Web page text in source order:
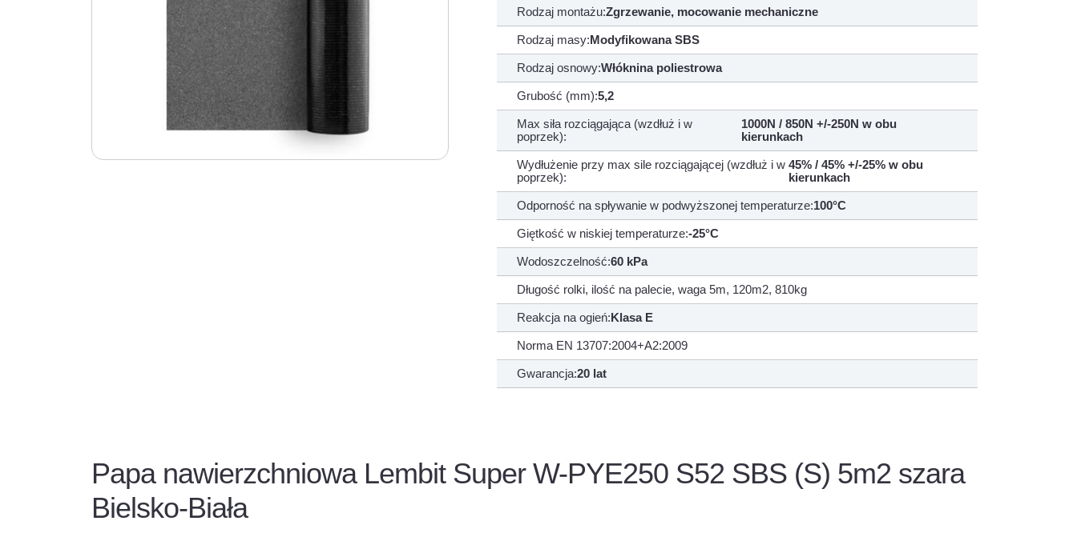
Rodzaj montażu:Zgrzewanie, mocowanie mechaniczne
Rodzaj masy:Modyfikowana SBS
Rodzaj osnowy:Włóknina poliestrowa
Grubość (mm):5,2
Max siła rozciągająca (wzdłuż i w
poprzek):
1000N / 850N +/-250N w obu
kierunkach
Wydłużenie przy max sile rozciągającej (wzdłuż i w
poprzek):
45% / 45% +/-25% w obu
kierunkach
Odporność na spływanie w podwyższonej temperaturze:100°C
Giętkość w niskiej temperaturze:-25°C
Wodoszczelność:60 kPa
Długość rolki, ilość na palecie, waga 5m, 120m2, 810kg
Reakcja na ogień:Klasa E
Norma EN 13707:2004+A2:2009
Gwarancja:20 lat
Papa nawierzchniowa Lembit Super W-PYE250 S52 SBS (S) 5m2 szara
Bielsko-Biała